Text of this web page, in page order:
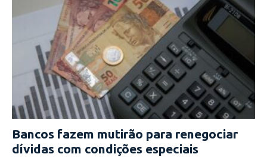
Bancos fazem mutirão para renegociar
dívidas com condições especiais